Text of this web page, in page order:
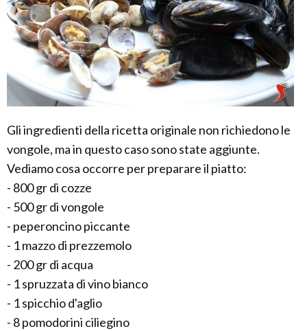
Gli ingredienti della ricetta originale non richiedono le
vongole, ma in questo caso sono state aggiunte.
Vediamo cosa occorre per preparare il piatto:
- 800 gr di cozze
- 500 gr di vongole
- peperoncino piccante
- 1 mazzo di prezzemolo
- 200 gr di acqua
- 1 spruzzata di vino bianco
- 1 spicchio d'aglio
- 8 pomodorini ciliegino